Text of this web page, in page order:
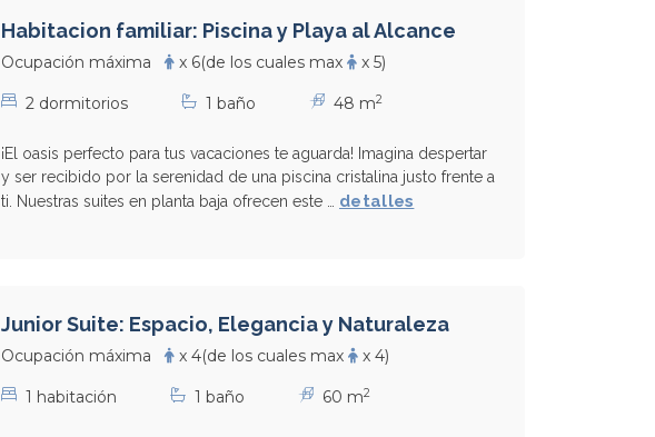
Habitacion familiar: Piscina y Playa al Alcance
Ocupación máxima x 6(de los cuales max x 5)
2 dormitorios 1 baño 48 m2
¡El oasis perfecto para tus vacaciones te aguarda! Imagina despertar
y ser recibido por la serenidad de una piscina cristalina justo frente a
ti. Nuestras suites en planta baja ofrecen este … detalles
Junior Suite: Espacio, Elegancia y Naturaleza
Ocupación máxima x 4(de los cuales max x 4)
1 habitación 1 baño 60 m2